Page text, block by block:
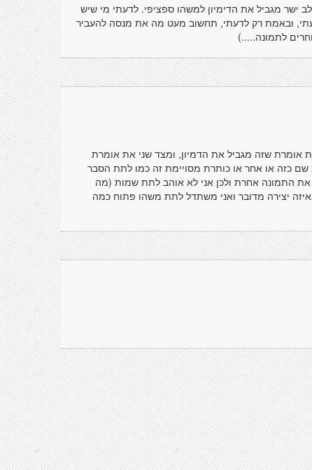
מגביל את הדימיון למשהו ספציפי. לדעתי מי שיש
ובאמת רק לדעתי, תחשוב מעט מה את מנסה להעביר
לתמונה.....)
שזה מגביל את הדמיון, ומצד שני את אומרת
כזה או אחר או כותרת מסויימת זה כמו לתת הסבר
את התמונה אחרת ולכן אני לא אוהב לתת שמות (מה
יצירה מדובר ואני משתדל לתת משהו פתוח כמה